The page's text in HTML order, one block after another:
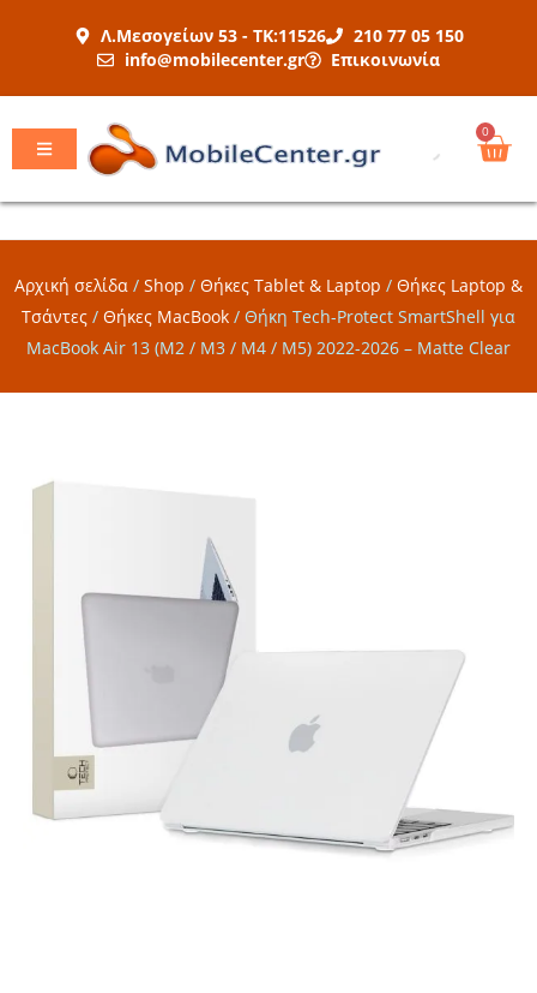
Λ.Μεσογείων 53 - ΤΚ:11526
210 77 05 150
info@mobilecenter.gr
Επικοινωνία
0
Αρχική σελίδα / Shop / Θήκες Tablet & Laptop / Θήκες Laptop &
Τσάντες / Θήκες MacBook / Θήκη Tech-Protect SmartShell για
MacBook Air 13 (M2 / M3 / M4 / M5) 2022-2026 – Matte Clear